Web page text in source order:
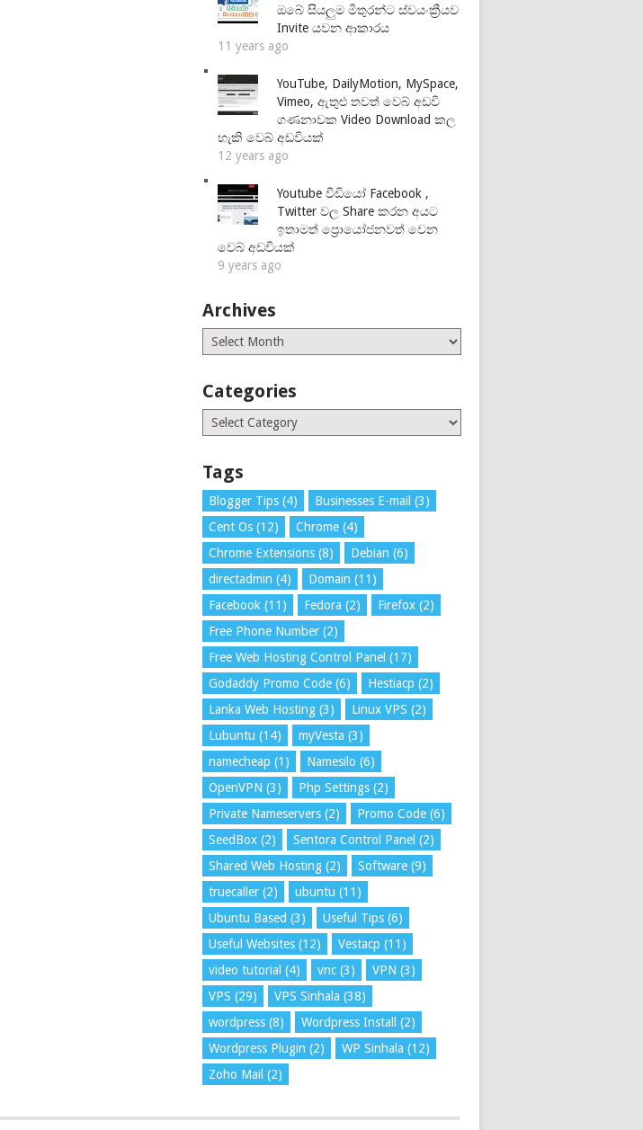
ඔබේ සියලුම මිතුරන්ට ස්වයංක්‍රීයව
Invite යවන ආකාරය
11 years ago
YouTube, DailyMotion, MySpace,
Vimeo, ඇතුළු තවත් වෙබ් අඩවි
ගණනාවක Video Download කල
හැකි වෙබ් අඩවියක්
12 years ago
Youtube වීඩියෝ Facebook ,
Twitter වල Share කරන අයට
ඉතාමත් ප්‍රොයෝජනවත් වෙන
වෙබ් අඩවියක්
9 years ago
Archives
Archives
Categories
Categories
Tags
Blogger Tips (4) Businesses E-mail (3)
Cent Os (12) Chrome (4)
Chrome Extensions (8) Debian (6)
directadmin (4) Domain (11)
Facebook (11) Fedora (2) Firefox (2)
Free Phone Number (2)
Free Web Hosting Control Panel (17)
Godaddy Promo Code (6) Hestiacp (2)
Lanka Web Hosting (3) Linux VPS (2)
Lubuntu (14) myVesta (3)
namecheap (1) Namesilo (6)
OpenVPN (3) Php Settings (2)
Private Nameservers (2) Promo Code (6)
SeedBox (2) Sentora Control Panel (2)
Shared Web Hosting (2) Software (9)
truecaller (2) ubuntu (11)
Ubuntu Based (3) Useful Tips (6)
Useful Websites (12) Vestacp (11)
video tutorial (4) vnc (3) VPN (3)
VPS (29) VPS Sinhala (38)
wordpress (8) Wordpress Install
(2)
Wordpress Plugin (2) WP Sinhala (12)
Zoho Mail (2)